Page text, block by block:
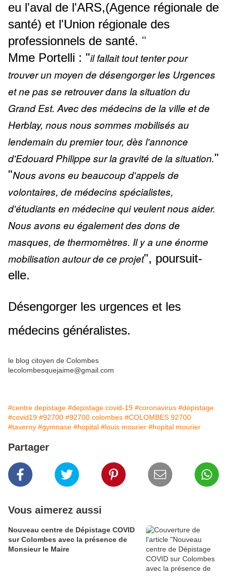
eu l'aval de l'ARS,(Agence régionale de
santé) et l'Union régionale des
professionnels de santé. "
Mme Portelli : "il fallait tout tenter pour
trouver un moyen de désengorger les Urgences
et ne pas se retrouver dans la situation du
Grand Est. Avec des médecins de la ville et de
Herblay, nous nous sommes mobilisés au
lendemain du premier tour, dès l'annonce
d'Edouard Philippe sur la gravité de la situation."
"Nous avons eu beaucoup d'appels de
volontaires, de médecins spécialistes,
d'étudiants en médecine qui veulent nous aider.
Nous avons eu également des dons de
masques, de thermomètres. Il y a une énorme
mobilisation autour de ce projet", poursuit-
elle.
Désengorger les urgences et les
médecins généralistes.
le blog citoyen de Colombes
lecolombesquejaime@gmail.com
#centre depistage #depistage covid-19 #coronavirus #dépistage
#covid19 #92700 #92700 colombes #COLOMBES 92700
#taverny #gymnase #hopital #louis mourier #hopital mourier
Partager
Vous aimerez aussi
Nouveau centre de Dépistage COVID
sur Colombes avec la présence de
Monsieur le Maire